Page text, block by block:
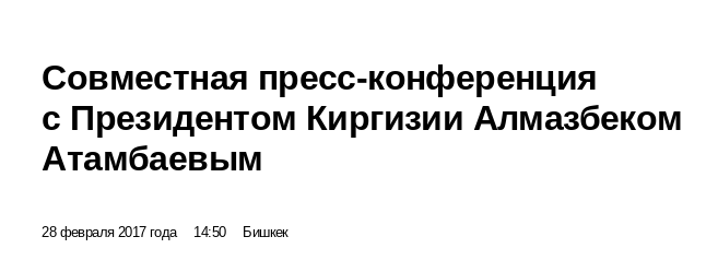
Совместная пресс-конференция
с Президентом Киргизии Алмазбеком
Атамбаевым
28 февраля 2017 года 14:50 Бишкек